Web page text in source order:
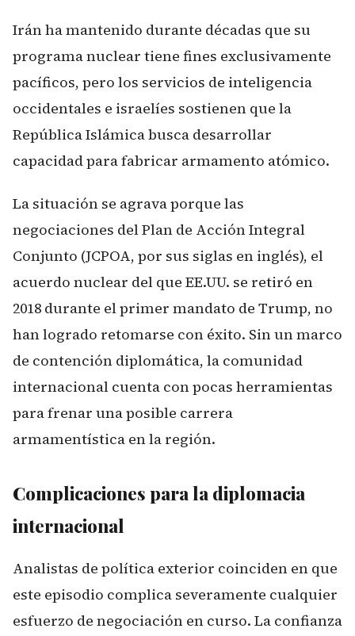
Irán ha mantenido durante décadas que su
programa nuclear tiene fines exclusivamente
pacíficos, pero los servicios de inteligencia
occidentales e israelíes sostienen que la
República Islámica busca desarrollar
capacidad para fabricar armamento atómico.
La situación se agrava porque las
negociaciones del Plan de Acción Integral
Conjunto (JCPOA, por sus siglas en inglés), el
acuerdo nuclear del que EE.UU. se retiró en
2018 durante el primer mandato de Trump, no
han logrado retomarse con éxito. Sin un marco
de contención diplomática, la comunidad
internacional cuenta con pocas herramientas
para frenar una posible carrera
armamentística en la región.
Complicaciones para la diplomacia
internacional
Analistas de política exterior coinciden en que
este episodio complica severamente cualquier
esfuerzo de negociación en curso. La confianza